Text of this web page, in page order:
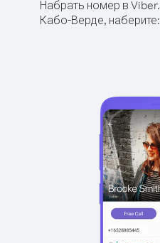
Набрать номер в Viber.
Кабо-Верде, наберите: